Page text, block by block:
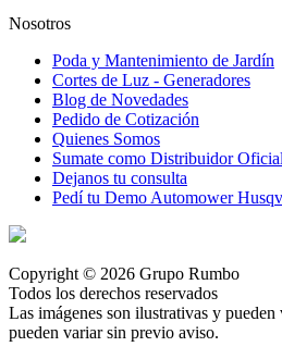
Nosotros
Poda y Mantenimiento de Jardín
Cortes de Luz - Generadores
Blog de Novedades
Pedido de Cotización
Quienes Somos
Sumate como Distribuidor Oficial
Dejanos tu consulta
Pedí tu Demo Automower
Copyright © 2026 Grupo Rumbo
Todos los derechos reservados
Las imágenes son ilustrativas y
pueden variar sin previo aviso.